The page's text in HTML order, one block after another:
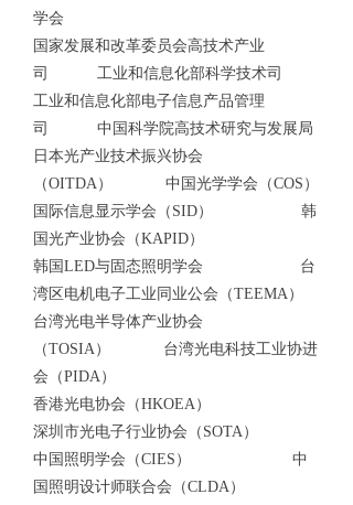
学会
国家发展和改革委员会高技术产业
司 工业和信息化部科学技术司
工业和信息化部电子信息产品管理
司 中国科学院高技术研究与发展局
日本光产业技术振兴协会
（OITDA） 中国光学学会（COS）
国际信息显示学会（SID） 韩
国光产业协会（KAPID）
韩国LED与固态照明学会 台
湾区电机电子工业同业公会（TEEMA）
台湾光电半导体产业协会
（TOSIA） 台湾光电科技工业协进
会（PIDA）
香港光电协会（HKOEA）
深圳市光电子行业协会（SOTA）
中国照明学会（CIES） 中
国照明设计师联合会（CLDA）